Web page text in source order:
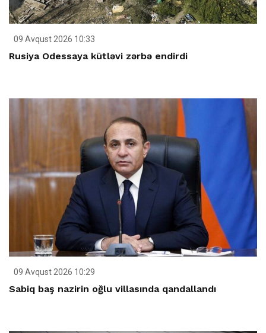
09 Avqust 2026 10:33
Rusiya Odessaya kütləvi zərbə endirdi
09 Avqust 2026 10:29
Sabiq baş nazirin oğlu villasında qandallandı